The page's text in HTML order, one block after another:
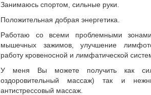
Занимаюсь спортом, сильные руки.
Положительная добрая энергетика.
Работаю со всеми проблемными
мышечных зажимов, улучшение
работу кровеносной и лимфатической
У меня Вы можете получить как
оздоровительный массаж) так и
антистрессовый массаж.